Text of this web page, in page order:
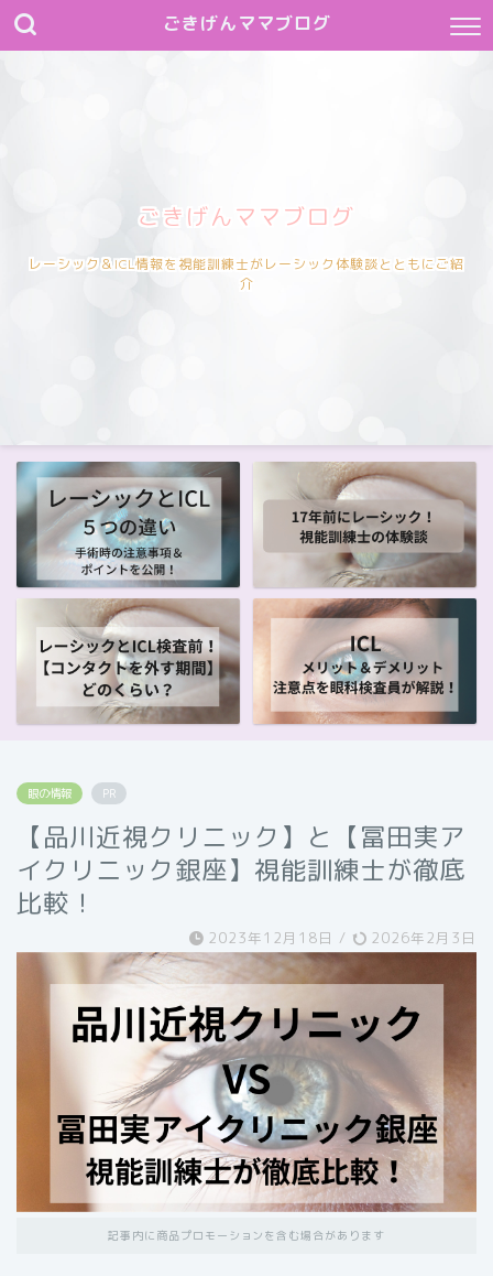
ごきげんママブログ
ごきげんママブログ
レーシック＆ICL情報を視能訓練士がレーシック体験談とともにご紹
介
眼の情報 PR
【品川近視クリニック】と【冨田実ア
イクリニック銀座】視能訓練士が徹底
比較！
2023年12月18日 / 2026年2月3日
記事内に商品プロモーションを含む場合があります